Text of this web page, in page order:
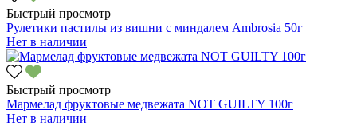
Быстрый просмотр
Рулетики пастилы из вишни с миндалем Ambrosia 50г
Нет в наличии
Быстрый просмотр
Мармелад фруктовые медвежата NOT GUILTY 100г
Нет в наличии